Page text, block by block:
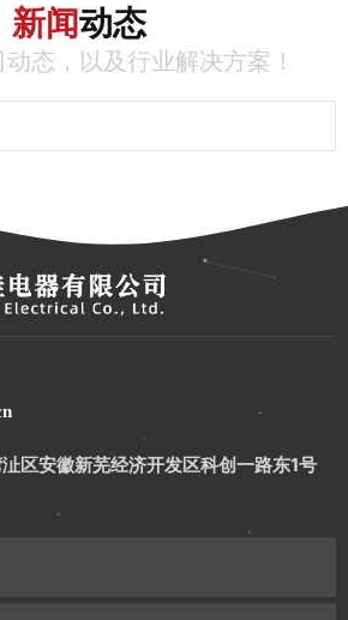
新闻动态
态，以及行业解决方案！
区安徽新芜经济开发区科创一路东1号